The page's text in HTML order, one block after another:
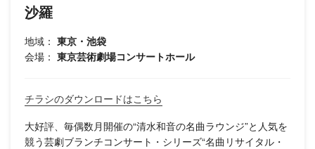
沙羅
地域： 東京・池袋
会場： 東京芸術劇場コンサートホール
チラシのダウンロードはこちら
大好評、毎偶数月開催の“清水和音の名曲ラウンジ”と人気を
競う芸劇ブランチコンサート・シリーズ“名曲リサイタル・